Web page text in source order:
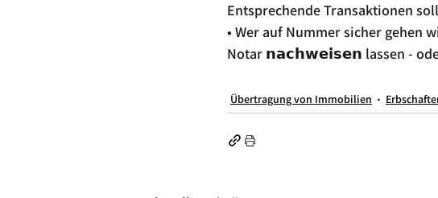
Entsprechende Transaktionen
• Wer auf Nummer sicher
Notar 𝗻𝗮𝗰𝗵𝘄𝗲𝗶𝘀𝗲𝗻 lassen -
Übertragung von Immobilien